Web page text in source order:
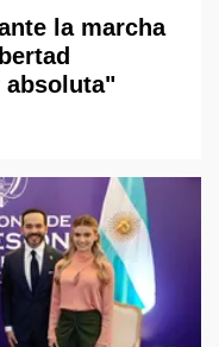
la marcha
absoluta"